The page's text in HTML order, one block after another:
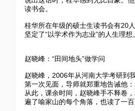
读书会。
桂华所在年级的硕士生读书会有20
坚定了“以学术作为志业”的人生理想
赵晓峰：“田间地头”做学问
赵晓峰，2006年从河南大学考研到
第一次见面，导师就郑重地告诫他
从此，课余时间，赵晓峰手不释卷
遍了喻家山的每个角落，也读了一